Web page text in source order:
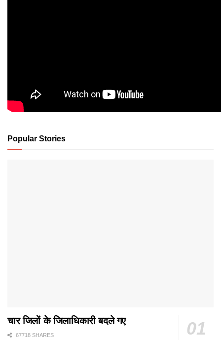
Popular Stories
चार जिलों के जिलाधिकारी बदले गए
67718 SHARES